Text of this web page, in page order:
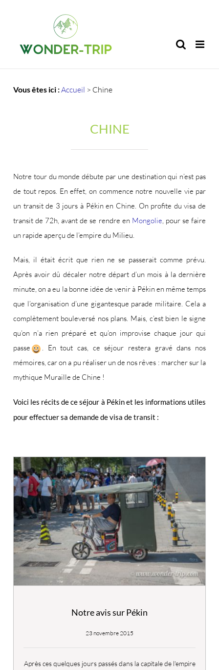
Vous êtes ici :Accueil > Chine
CHINE
Notre tour du monde débute par une destination qui n’est pas
de tout repos. En effet, on commence notre nouvelle vie par
un transit de 3 jours à Pékin en Chine. On profite du visa de
transit de 72h, avant de se rendre en Mongolie, pour se faire
un rapide aperçu de l’empire du Milieu.
Mais, il était écrit que rien ne se passerait comme prévu.
Après avoir dû décaler notre départ d’un mois à la dernière
minute, on a eu la bonne idée de venir à Pékin en même temps
que l’organisation d’une gigantesque parade militaire. Cela a
complètement bouleversé nos plans. Mais, c’est bien le signe
qu’on n’a rien préparé et qu’on improvise chaque jour qui
passe
. En tout cas, ce séjour restera gravé dans nos
mémoires, car on a pu réaliser un de nos rêves : marcher sur la
mythique Muraille de Chine !
Voici les récits de ce séjour à Pékin et les informations utiles
pour effectuer sa demande de visa de transit :
Notre avis sur Pékin
23 novembre 2015
Après ces quelques jours passés dans la capitale de l'empire